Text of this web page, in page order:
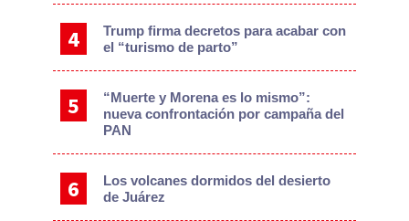
Trump firma decretos para acabar con
el “turismo de parto”
“Muerte y Morena es lo mismo”:
nueva confrontación por campaña del
PAN
Los volcanes dormidos del desierto
de Juárez